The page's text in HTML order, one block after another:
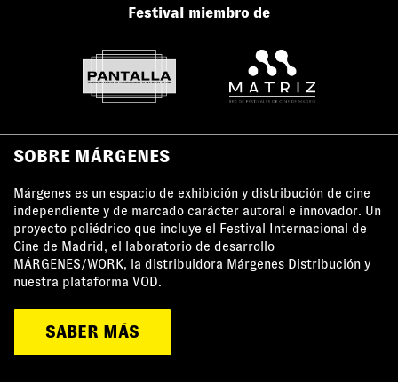
Festival miembro de
SOBRE MÁRGENES
Márgenes es un espacio de exhibición y distribución de cine
independiente y de marcado carácter autoral e innovador. Un
proyecto poliédrico que incluye el Festival Internacional de
Cine de Madrid, el laboratorio de desarrollo
MÁRGENES/WORK, la distribuidora Márgenes Distribución y
nuestra plataforma VOD.
SABER MÁS